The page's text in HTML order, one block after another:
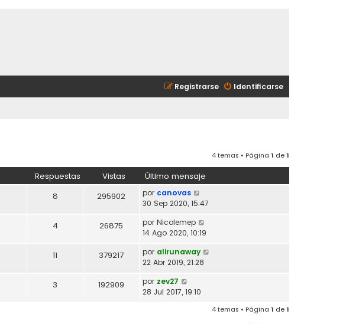
Identificarse
Registrarse
4 temas • Página 1 de1
Respuestas Vistas Último mensaje
8 295902 por canovas
30 Sep 2020, 15:47
4 26875 por Nicolemep
14 Ago 2020, 10:19
11 379217 por alirunaway
22 Abr 2019, 21:28
3 192909 por zev27
28 Jul 2017, 19:10
4 temas • Página 1 de1